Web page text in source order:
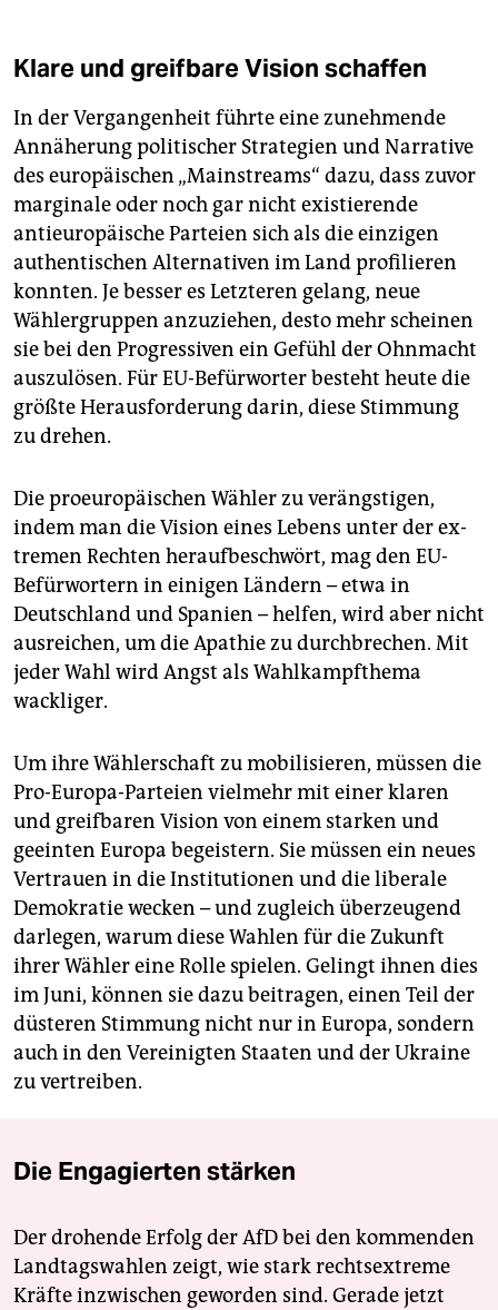
Klare und greifbare Vision schaffen
In der Vergangenheit führte eine zunehmende
Annäherung politischer Strategien und Narrative
des europäischen „Mainstreams“ dazu, dass zuvor
marginale oder noch gar nicht existierende
antieuropäische Parteien sich als die einzigen
authentischen Alternativen im Land profilieren
konnten. Je besser es Letzteren gelang, neue
Wählergruppen anzuziehen, desto mehr scheinen
sie bei den Progressiven ein Gefühl der Ohnmacht
auszulösen. Für EU-Befürworter besteht heute die
größte Herausforderung darin, diese Stimmung
zu drehen.
Die proeuropäischen Wähler zu verängstigen,
indem man die Vision eines Lebens unter der ex­
tre­men Rechten heraufbeschwört, mag den EU-
Befürwortern in einigen Ländern – etwa in
Deutschland und Spanien – helfen, wird aber nicht
ausreichen, um die Apathie zu durchbrechen. Mit
jeder Wahl wird Angst als Wahlkampfthema
wackliger.
Um ihre Wählerschaft zu mobilisieren, müssen die
Pro-Europa-Parteien vielmehr mit einer klaren
und greifbaren Vision von einem starken und
geeinten Europa begeistern. Sie müssen ein neues
Vertrauen in die Institutionen und die liberale
Demokratie wecken – und zugleich überzeugend
darlegen, warum diese Wahlen für die Zukunft
ihrer Wähler eine Rolle spielen. Gelingt ihnen dies
im Juni, können sie dazu beitragen, einen Teil der
düsteren Stimmung nicht nur in Europa, sondern
auch in den Vereinigten Staaten und der Ukraine
zu vertreiben.
Die Engagierten stärken
Der drohende Erfolg der AfD bei den kommenden
Landtagswahlen zeigt, wie stark rechtsextreme
Kräfte inzwischen geworden sind. Gerade jetzt